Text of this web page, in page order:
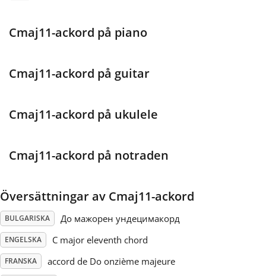
Italiano
日本語
Polski
Svenska
Tiếng Việt
Cmaj11-ackord på piano
Cmaj11-ackord på guitar
Cmaj11-ackord på ukulele
Cmaj11-ackord på notraden
Översättningar av Cmaj11-ackord
BULGARISKA До мажорен ундецимакорд
ENGELSKA C major eleventh chord
FRANSKA accord de Do onzième majeure